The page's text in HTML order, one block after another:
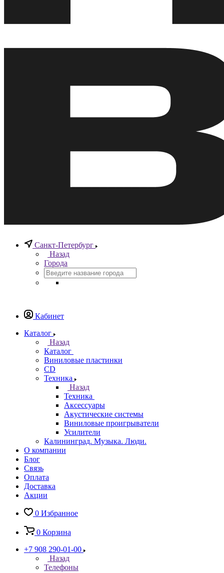
Санкт-Петербург
Назад
Города
Кабинет
Каталог
Назад
Каталог
Виниловые пластинки
CD
Техника
Назад
Техника
Аксессуары
Акустические системы
Виниловые проигрыватели
Усилители
Калининград. Музыка. Люди.
О компании
Блог
Связь
Оплата
Доставка
Акции
0 Избранное
0 Корзина
+7 908 290-01-00
Назад
Телефоны